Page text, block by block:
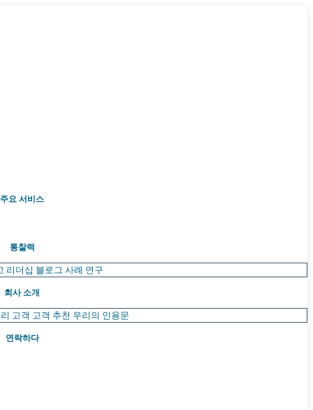
주요 서비스
통찰력
리더십 블로그 사례 연구
회사 소개
고객 고객 추천 우리의 인용문
연락하다